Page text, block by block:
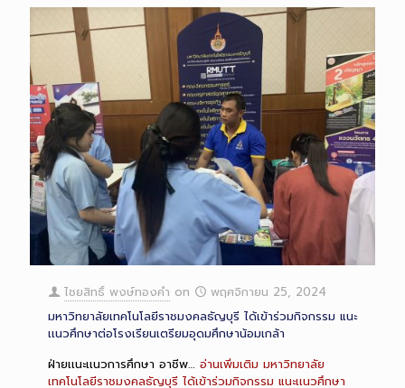
ไชยสิทธิ์ พงษ์ทองคำ on
พฤศจิกายน 25, 2024
มหาวิทยาลัยเทคโนโลยีราชมงคลธัญบุรี ได้เข้าร่วมกิจกรรม แนะ
เเนวศึกษาต่อโรงเรียนเตรียมอุดมศึกษาน้อมเกล้า
ฝ่ายเเนะเเนวการศึกษา อาชีพ… อ่านเพิ่มเติม มหาวิทยาลัย
เทคโนโลยีราชมงคลธัญบุรี ได้เข้าร่วมกิจกรรม แนะเเนวศึกษา